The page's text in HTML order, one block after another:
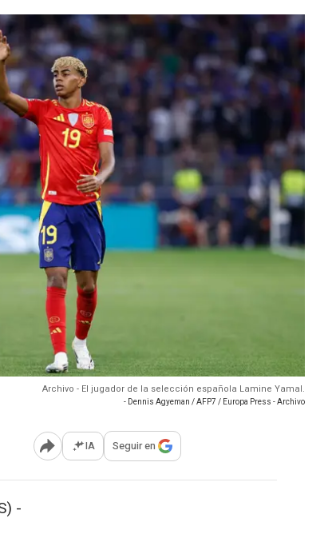
Archivo - El jugador de la selección española Lamine Yamal.
- Dennis Agyeman / AFP7 / Europa Press - Archivo
Abrir opciones para compartir
IA Seguir en
-